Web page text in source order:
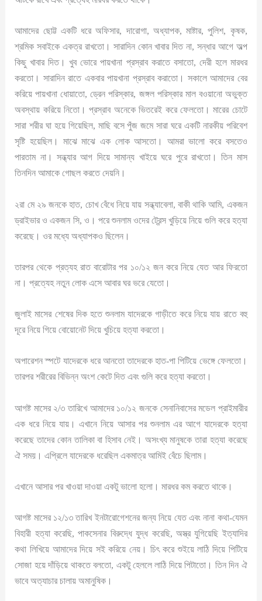
আমাদের ছোট্ট একটি ধরে অফিসার, দারোগা, অধ্যাপক, মাষ্টার, পুলিশ, কৃষক,
শ্রমিক সবাইকে একত্র রাখতো। সারাদিন কোন খাবার দিত না, সন্ধার আগে অল্প
কিছু খাবার দিত। খুব ভোরে পায়খানা প্রস্রাব করাতে বসাতো, দেরী হলে মারধর
করতো। সারাদিন রাতে একবার পায়খানা প্রস্রাব করাতো। সকালে আমাদের বের
করিয়ে পায়খানা ধোয়াতো, ড্রেন পরিস্কার, জঙ্গল পরিস্কার মাল বওয়ানো অভুক্ত
অবস্থায় করিয়ে নিতো। প্রস্রাব অনেকে ভিতরেই করে ফেলতো। মারের চোটে
সারা শরীর ঘা হয়ে গিয়েছিল, মাছি বসে পুঁজ জমে সারা ঘরে একটি নারকীয় পরিবেশ
সৃষ্টি হয়েছিল। মাঝে মাঝে এক লোক আসতো। আমরা ভালো করে বসতেও
পারতাম না। সন্ধ্যার আগ দিয়ে সামান্য খাইয়ে ঘরে পুরে রাখতো। তিন মাস
তিনদিন আমাকে গোছল করতে দেয়নি।
২রা মে ২৯ জনকে হাত, চোখ বেঁধে নিয়ে যায় সন্ধ্যাবেলা, বাকী থাকি আমি, একজন
ড্রাইভার ও একজন সি, ও। পরে শুনলাম ওদের ট্রেন্স খুড়িয়ে নিয়ে গুলি করে হত্যা
করেছে। ওর মধ্যে অধ্যাপকও ছিলেন।
তারপর থেকে প্রত্যহ রাত বারোটার পর ১০/১২ জন করে নিয়ে যেত আর ফিরতো
না। প্রত্যেহ নতুন লোক এসে আবার ঘর ভরে যেতো।
জুলাই মাসের শেষের দিক হতে শুনলাম যাদেরকে গাড়ীতে করে নিয়ে যায় রাতে বহু
দূরে নিয়ে গিয়ে বোয়োনেট দিয়ে খুচিয়ে হত্যা করতো।
অপারেশন স্পটে যাদেরকে ধরে আনতো তাদেরকে হাত-পা পিটিয়ে ভেঙ্গে ফেলতো।
তারপর শরীরের বিভিন্ন অংশ কেটে দিত এবং গুলি করে হত্যা করতো।
আগষ্ট মাসের ২/৩ তারিখে আমাদের ১০/১২ জনকে সেনানিবাসের মডেল প্রাইমারীর
এক ধরে নিয়ে যায়। এখানে নিয়ে আসার পর শুনলাম এর আগে যাদেরকে হত্যা
করেছে তাদের কোন তালিকা বা হিসাব নেই। অসংখ্য মানুষকে তারা হত্যা করেছে
ঐ সময়। এপ্রিলে যাদেরকে ধরেছিল একমাত্র আমিই বেঁচে ছিলাম।
এখানে আসার পর খাওয়া দাওয়া একটু ভালো হলো। মারধর কম করতে থাকে।
আগষ্ট মাসের ১২/১৩ তারিখ ইনটারোগেশনের জন্য নিয়ে যেত এবং নানা কথা-যেমন
বিহারী হত্যা করেছি, পাকসেনার বিরুদ্ধে যুদ্ধ করেছি, অস্ত্র যুগিয়েছি ইত্যাদির
কথা লিখিয়ে আমাদের দিয়ে সই করিয়ে নেয়। চিৎ করে শুইয়ে লাঠি দিয়ে পিটিয়ে
সোজা হয়ে দাঁড়িয়ে থাকতে বলতো, একটু হেললে লাঠি দিয়ে পিটাতো। তিন দিন ঐ
ভাবে অত্যাচার চালায় অমানুষিক।